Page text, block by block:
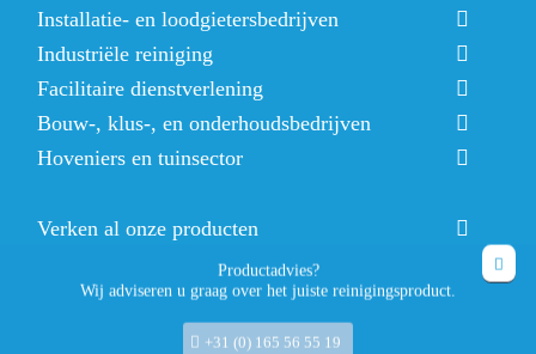
Installatie- en loodgietersbedrijven
Industriële reiniging
Facilitaire dienstverlening
Bouw-, klus-, en onderhoudsbedrijven
Hoveniers en tuinsector
Verken al onze producten
Nieuws
Productadvies?
Wij adviseren u graag over het juiste reinigingsproduct.
+31 (0) 165 56 55 19